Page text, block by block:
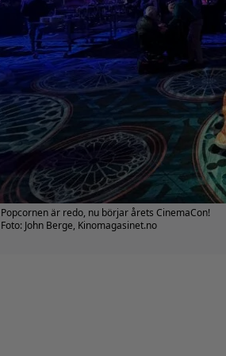
Popcornen är redo, nu börjar årets CinemaCon!
Foto: John Berge, Kinomagasinet.no